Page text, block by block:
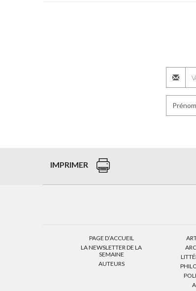
Prénom
IMPRIMER
PAGE D’ACCUEIL
LA NEWSLETTER DE LA
SEMAINE
AUTEURS